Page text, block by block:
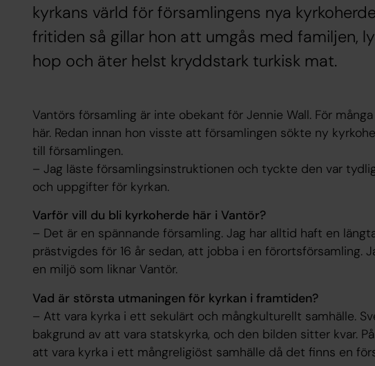
kyrkans värld för församlingens nya
fritiden så gillar hon att umgås med familjen,
hop och äter helst kryddstark turkisk mat.
Vantörs församling är inte obekant för Jennie Wall. För
här. Redan innan hon visste att församlingen sökte ny
till församlingen.
– Jag läste församlingsinstruktionen och tyckte den var
och uppgifter för kyrkan.
Varför vill du bli kyrkoherde här i Vantör?
– Det är en spännande församling. Jag har alltid haft en
prästvigdes för 16 år sedan, att jobba i en förortsförsamling.
en miljö som liknar Vantör.
Vad är största utmaningen för kyrkan i framtiden?
– Att vara kyrka i ett sekulärt och mångkulturellt samhälle.
bakgrund av att vara statskyrka, och den bilden sitter kvar.
att vara kyrka i ett mångreligiöst samhälle då det finns en